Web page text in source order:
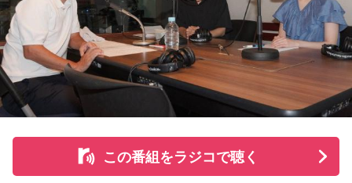
時間を大切にしたり、のんびり過ごす時間を持つようにしま
しょう。
【今日の一言メッセージ】
今日は不要なものを手放したり、今後の計画を見直すことを
心掛けると良い日です。
東京・池袋占い館セレーネ所属。10代に占いに出会い、勉
強、コミュニケーションなどの苦手な部分を克服。成績も最
した。田村は、人生の最後に流したい曲について、「お葬式
で流す曲は決めている。しかも自分の声で流したいと思っ
て、毎日ギターの弾き語りを書斎で練習して、音源として残
しているんです。娘たちにも聴こえているはずだから、お葬
式のときに『パパが弾いてた曲だ』と思ってもらえたら」と
思いを語りました。
この番組をラジコで聴く